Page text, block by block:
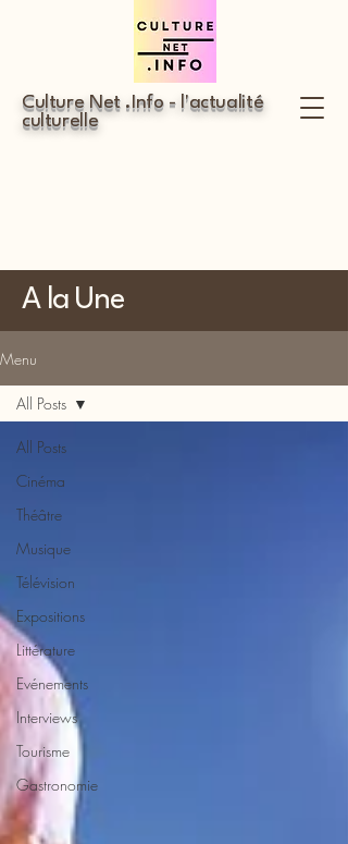
Culture Net .Info - l'actualité
culturelle
A la Une
Menu
All Posts
Cinéma
Théâtre
Musique
Télévision
Expositions
Littérature
Evénements
Interviews
Tourisme
Gastronomie
All Posts